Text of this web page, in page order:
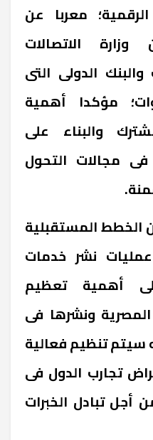
معربا عن
الاتصالات
الدولى التى
مؤكدا أهمية
والبناء على
فى مجالات التحول
المستقبلية
عمليات نشر خدمات
أهمية تعظيم
ونشرها فى
سيتم تنظيم فعالية
تجارب الدول فى
أجل تبادل الخبرات